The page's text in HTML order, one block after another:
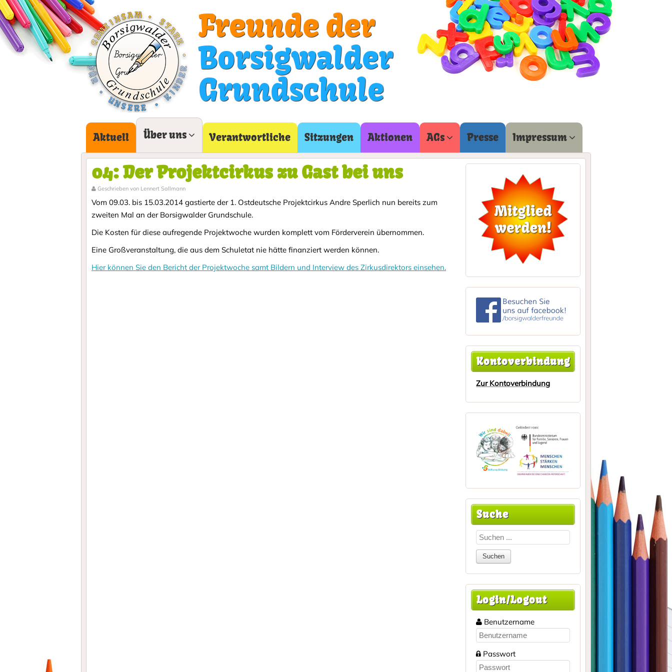
Freunde der
Borsigwalder
Grundschule
Aktuell Über uns Verantwortliche Sitzungen Aktionen AGs Presse Impressum
04: Der Projektcirkus zu Gast bei uns
Geschrieben von Lennert Sallmann
Vom 09.03. bis 15.03.2014 gastierte der 1. Ostdeutsche Projektcirkus Andre Sperlich nun bereits zum
zweiten Mal an der Borsigwalder Grundschule.
Die Kosten für diese aufregende Projektwoche wurden komplett vom Förderverein übernommen.
Eine Großveranstaltung, die aus dem Schuletat nie hätte finanziert werden können.
Hier können Sie den Bericht der Projektwoche samt Bildern und Interview des Zirkusdirektors einsehen.
Kontoverbindung
Zur Kontoverbindung
Suche
Login/Logout
Benutzername
Passwort